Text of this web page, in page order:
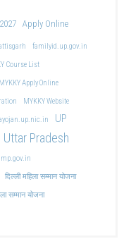
2027 Apply Online
familyid.up.gov.in
Course List
MYKKY Apply Online
MYKKY Website
UP
Uttar Pradesh
दिल्ली महिला सम्मान योजना
सम्मान योजना